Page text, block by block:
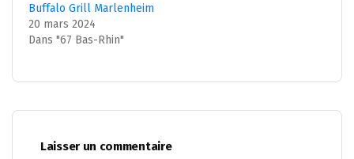
Buffalo Grill Marlenheim
20 mars 2024
Dans "67 Bas-Rhin"
Laisser un commentaire